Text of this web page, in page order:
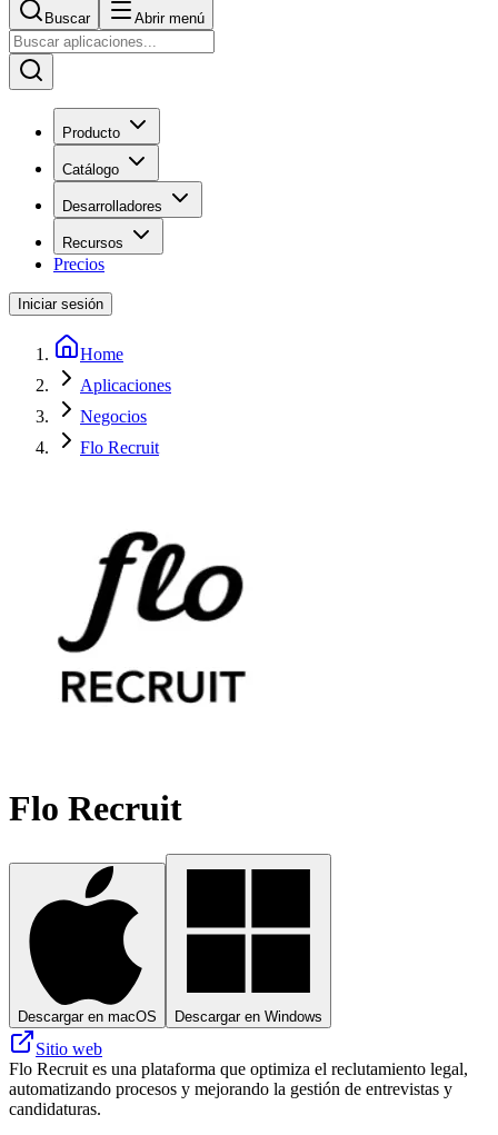
Buscar Abrir menú
Producto
Catálogo
Desarrolladores
Recursos
Precios
Iniciar sesión
Home
Aplicaciones
Negocios
Flo Recruit
Flo Recruit
Descargar en macOS Descargar en Windows
Sitio web
Flo Recruit es una plataforma que optimiza el reclutamiento legal,
automatizando procesos y mejorando la gestión de entrevistas y
candidaturas.